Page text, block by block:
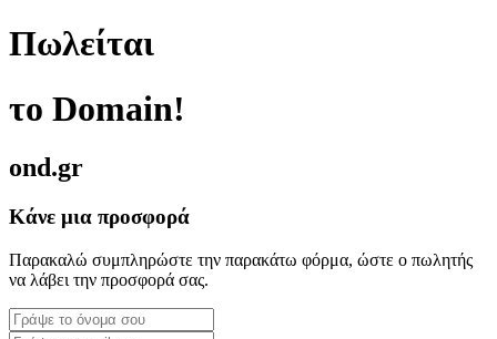
Πωλείται
το Domain!
ond.gr
Κάνε μια προσφορά
Παρακαλώ συμπληρώστε την παρακάτω φόρμα, ώστε ο πωλητής
να λάβει την προσφορά σας.